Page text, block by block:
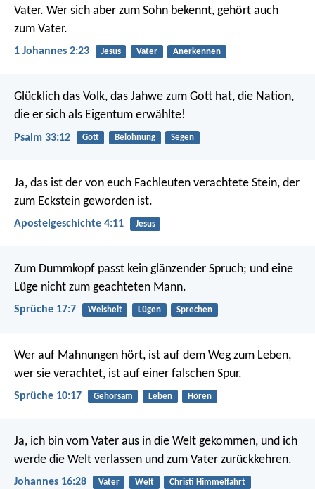
Vater. Wer sich aber zum Sohn bekennt, gehört auch
zum Vater.
1 Johannes 2:23 Jesus Vater Anerkennen
Glücklich das Volk, das Jahwe zum Gott hat, die Nation,
die er sich als Eigentum erwählte!
Psalm 33:12 Gott Belohnung Segen
Ja, das ist der von euch Fachleuten verachtete Stein, der
zum Eckstein geworden ist.
Apostelgeschichte 4:11 Jesus
Zum Dummkopf passt kein glänzender Spruch; und eine
Lüge nicht zum geachteten Mann.
Sprüche 17:7 Weisheit Lügen Sprechen
Wer auf Mahnungen hört, ist auf dem Weg zum Leben,
wer sie verachtet, ist auf einer falschen Spur.
Sprüche 10:17 Gehorsam Leben Hören
Ja, ich bin vom Vater aus in die Welt gekommen, und ich
werde die Welt verlassen und zum Vater zurückkehren.
Johannes 16:28 Vater Welt Christi Himmelfahrt